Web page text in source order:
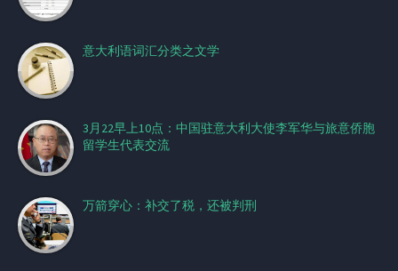
意大利语词汇分类之文学
3月22早上10点：中国驻意大利大使李军华与旅意侨胞
留学生代表交流
万箭穿心：补交了税，还被判刑